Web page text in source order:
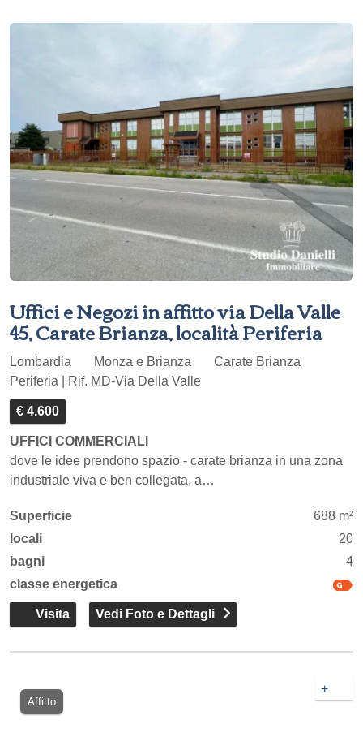
Uffici e Negozi in affitto via Della Valle
45, Carate Brianza, località Periferia
Lombardia Monza e Brianza
Carate Brianza
Periferia | Rif. MD-Via Della Valle
€ 4.600
UFFICI COMMERCIALI
dove le idee prendono spazio - carate brianza in una zona
industriale viva e ben collegata, a…
Superficie
688 m²
locali
20
bagni
4
classe energetica
Visita Vedi Foto e Dettagli
Affitto
+